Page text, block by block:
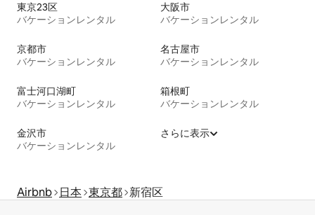
東京23区
バケーションレンタル
大阪市
バケーションレンタル
京都市
バケーションレンタル
名古屋市
バケーションレンタル
富士河口湖町
バケーションレンタル
箱根町
バケーションレンタル
金沢市
バケーションレンタル
さらに表示
Airbnb 日本 東京都 新宿区